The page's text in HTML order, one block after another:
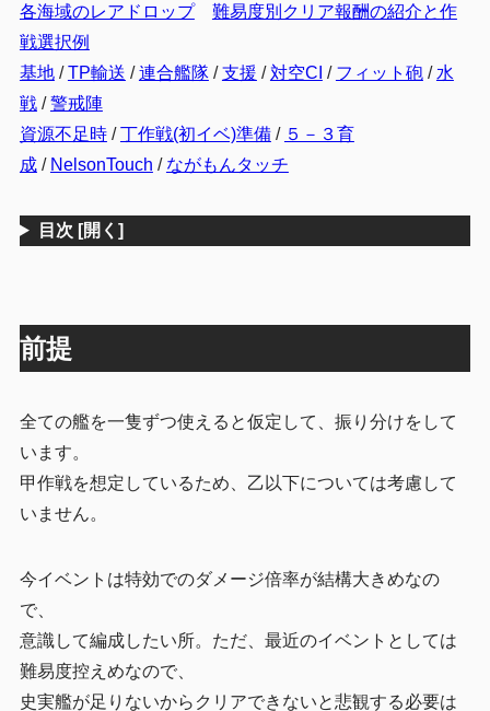
各海域のレアドロップ
難易度別クリア報酬の紹介と作
戦選択例
基地/TP輸送 /連合艦隊/支援 /対空CI / フィット砲/ 水
戦/警戒陣
資源不足時/丁作戦(初イベ)準備/ ５－３育
成/ NelsonTouch / ながもんタッチ
目次 [開く]
前提
全ての艦を一隻ずつ使えると仮定して、振り分けをして
います。
甲作戦を想定しているため、乙以下については考慮して
いません。
今イベントは特効でのダメージ倍率が結構大きめなの
で、
意識して編成したい所。ただ、最近のイベントとしては
難易度控えめなので、
史実艦が足りないからクリアできないと悲観する必要は